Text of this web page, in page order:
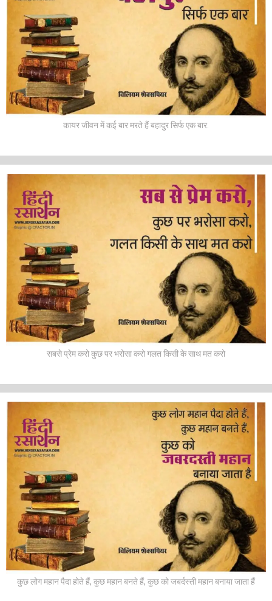
कायर जीवन में कई बार मरते हैं बहादुर सिर्फ एक बार.
सबसे प्रेम करो कुछ पर भरोसा करो गलत किसी के साथ मत करो
कुछ लोग महान पैदा होते हैं, कुछ महान बनते हैं, कुछ को जबर्दस्ती महान बनाया जाता हैं